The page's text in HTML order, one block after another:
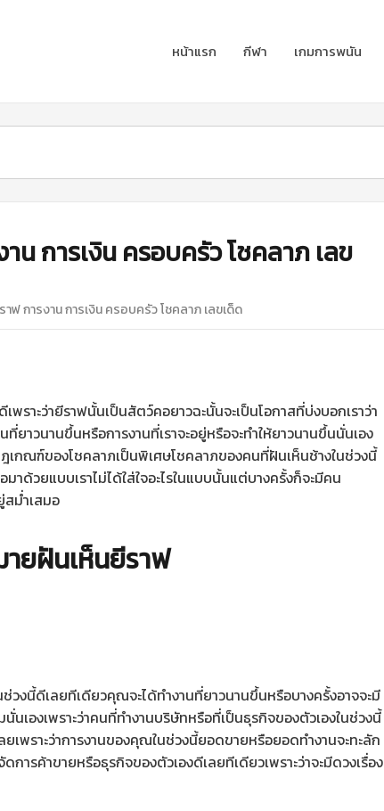
หน้าแรก กีฬา เกมการพนัน
น การเงิน ครอบครัว โชคลาภ เลข
าฟ การงาน การเงิน ครอบครัว โชคลาภ เลขเด็ด
พราะว่ายีราฟนั้นเป็นสัตว์คอยาวฉะนั้นจะเป็นโอกาสที่บ่งบอกเราว่า
นที่ยาวนานขึ้นหรือการงานที่เราจะอยู่หรือจะทำให้ยาวนานขึ้นนั่นเอง
เกณฑ์ของโชคลาภเป็นพิเศษโชคลาภของคนที่ฝันเห็นช้างในช่วงนี้
าด้วยแบบเราไม่ได้ใส่ใจอะไรในแบบนั้นแต่บางครั้งก็จะมีคน
สม่ำเสมอ
ยฝันเห็นยีราฟ
วงนี้ดีเลยทีเดียวคุณจะได้ทำงานที่ยาวนานขึ้นหรือบางครั้งอาจจะมี
นเองเพราะว่าคนที่ทำงานบริษัทหรือที่เป็นธุรกิจของตัวเองในช่วงนี้
พราะว่าการงานของคุณในช่วงนี้ยอดขายหรือยอดทำงานจะทะลัก
ารค้าขายหรือธุรกิจของตัวเองดีเลยทีเดียวเพราะว่าจะมีดวงเรื่อง